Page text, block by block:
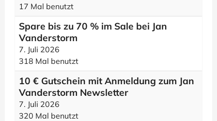
17 Mal benutzt
Spare bis zu 70 % im Sale bei Jan
Vanderstorm
7. Juli 2026
318 Mal benutzt
10 € Gutschein mit Anmeldung zum Jan
Vanderstorm Newsletter
7. Juli 2026
320 Mal benutzt